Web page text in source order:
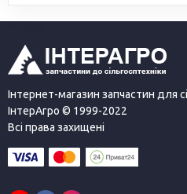
Інтернет-магазин запчастин для
ІнтерАгро © 1999-2022
Всі права захищені